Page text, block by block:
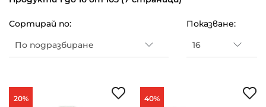
Сортирай по: Показване:
20% 40%